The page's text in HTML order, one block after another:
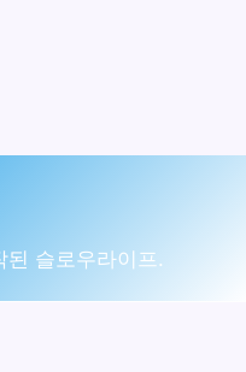
된 슬로우라이프.